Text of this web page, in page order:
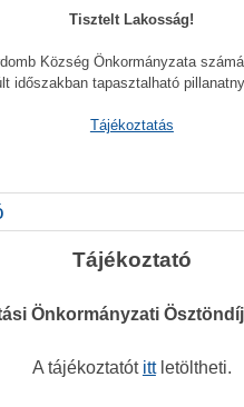
Tisztelt Lakosság!
Község Önkormányzata
időszakban tapasztalható
Tájékoztatás
Tájékoztató
Önkormányzati
A tájékoztatót ittletöltheti.